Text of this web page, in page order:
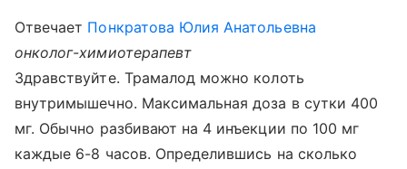
Отвечает Понкратова Юлия Анатольевна
онколог-химиотерапевт
Здравствуйте. Трамалод можно колоть
внутримышечно. Максимальная доза в сутки 400
мг. Обычно разбивают на 4 инъекции по 100 мг
каждые 6-8 часов. Определившись на сколько